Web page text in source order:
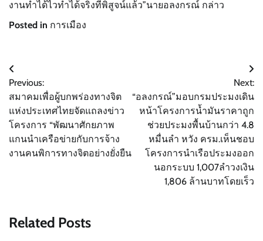
งานทำได้ไวทำได้จริงที่พิสูจน์แล้ว”นายอลงกรณ์ กล่าว
Posted in การเมือง
แนะแนว
เรื่อง
Previous:
สมาคมเพื่อผู้บกพร่องทางจิต
แห่งประเทศไทยจัดแถลงข่าว
โครงการ “พัฒนาศักยภาพ
แกนนำเครือข่ายกับการจ้าง
งานคนพิการทางจิตอย่างยั่งยืน
Next:
“อลงกรณ์”มอบกรมประมงเดิน
หน้าโครงการน้ำมันราคาถูก
ช่วยประมงพื้นบ้านกว่า 4.8
หมื่นลำ หวัง ครม.เห็นชอบ
โครงการนำเรือประมงออก
นอกระบบ 1,007ลำวงเงิน
1,806 ล้านบาทโดยเร็ว
Related Posts